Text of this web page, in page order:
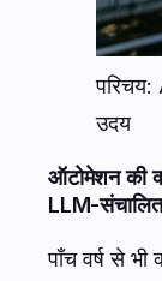
उदय
ऑटोमेशन की
LLM-
पाँच वर्ष से